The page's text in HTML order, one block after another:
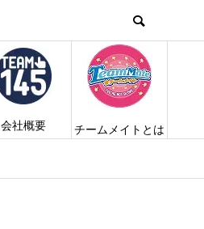
会社概要 チームメイトとは